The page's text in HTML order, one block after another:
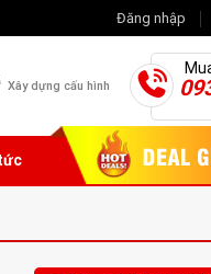
Đăng nhập
Xây dựng cấu hình